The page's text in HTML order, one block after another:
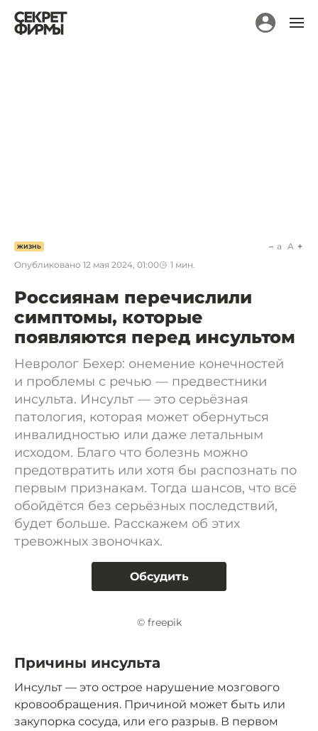
ЖИЗНЬ
Опубликовано 12 мая 2024, 01:00 1 мин.
a A
Россиянам перечислили
симптомы, которые
появляются перед инсультом
Невролог Бехер: онемение конечностей
и проблемы с речью — предвестники
инсульта. Инсульт — это серьёзная
патология, которая может обернуться
инвалидностью или даже летальным
исходом. Благо что болезнь можно
предотвратить или хотя бы распознать по
первым признакам. Тогда шансов, что всё
обойдётся без серьёзных последствий,
будет больше. Расскажем об этих
тревожных звоночках.
Обсудить
© freepik
Причины инсульта
Инсульт — это острое нарушение мозгового
кровообращения. Причиной может быть или
закупорка сосуда, или его разрыв. В первом